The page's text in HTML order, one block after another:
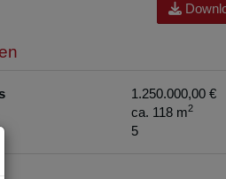
1.250.000,00 €
ca. 118 m2
5